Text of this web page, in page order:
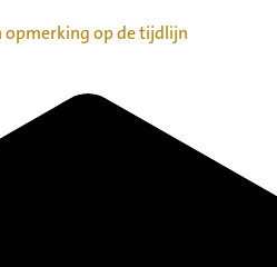
opmerking op de tijdlijn